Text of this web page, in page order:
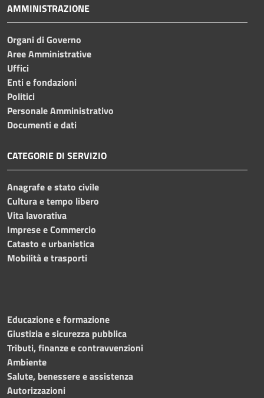
AMMINISTRAZIONE
Organi di Governo
Aree Amministrative
Uffici
Enti e fondazioni
Politici
Personale Amministrativo
Documenti e dati
CATEGORIE DI SERVIZIO
Anagrafe e stato civile
Cultura e tempo libero
Vita lavorativa
Imprese e Commercio
Catasto e urbanistica
Mobilità e trasporti
Educazione e formazione
Giustizia e sicurezza pubblica
Tributi, finanze e contravvenzioni
Ambiente
Salute, benessere e assistenza
Autorizzazioni